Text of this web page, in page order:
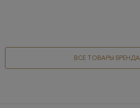
ВСЕ ТОВАРЫ БРЕНДА